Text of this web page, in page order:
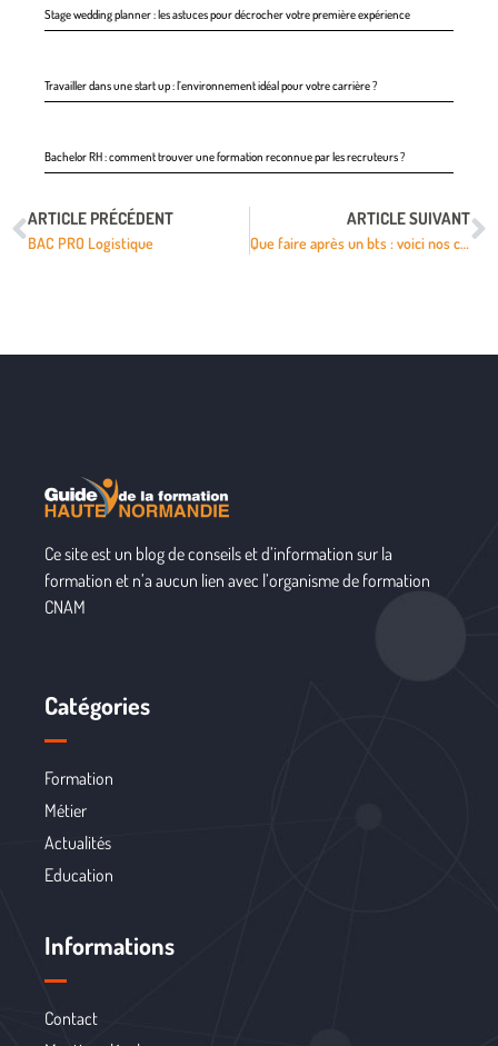
Stage wedding planner : les astuces pour décrocher votre première expérience
Travailler dans une start up : l’environnement idéal pour votre carrière ?
Bachelor RH : comment trouver une formation reconnue par les recruteurs ?
ARTICLE PRÉCÉDENT
BAC PRO Logistique
ARTICLE SUIVANT
Que faire après un bts : voici nos conseils
Ce site est un blog de conseils et d’information sur la
formation et n’a aucun lien avec l’organisme de formation
CNAM
Catégories
Formation
Métier
Actualités
Education
Informations
Contact